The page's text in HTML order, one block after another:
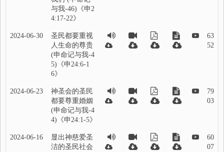
与我-46)《申2
4:17-22》
2024-06-30
圣民都要重视
人生命的尊贵
(申命记与我-4
5)《申24:6-1
6》
63
52
2024-06-23
神圣会的圣民
都要尊重婚姻
(申命记与我-4
4)《申24:1-5》
79
03
2024-06-16
显出神慈爱圣
洁的圣民社会
60
07